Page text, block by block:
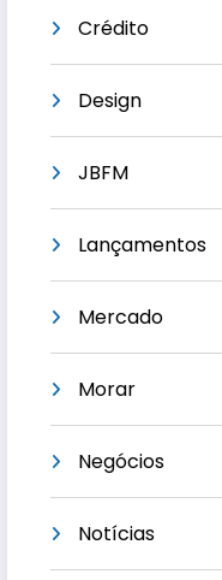
Crédito
Design
JBFM
Lançamentos
Mercado
Morar
Negócios
Notícias